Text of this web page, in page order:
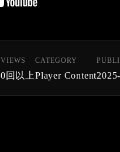
VIEWS
0回以上
CATEGORY
Player Content